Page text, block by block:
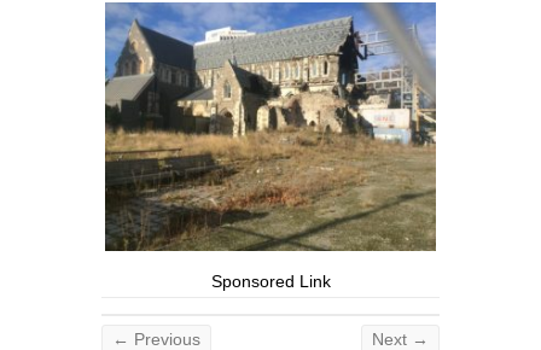
Sponsored Link
← Previous Next →